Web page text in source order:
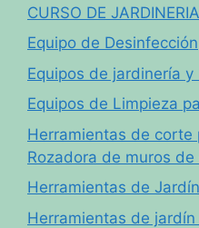
CURSO DE JARDINERIA
Equipo de Desinfección
Equipos de jardinería y
Equipos de Limpieza
Herramientas de corte
Rozadora de muros de
Herramientas de Jardín
Herramientas de